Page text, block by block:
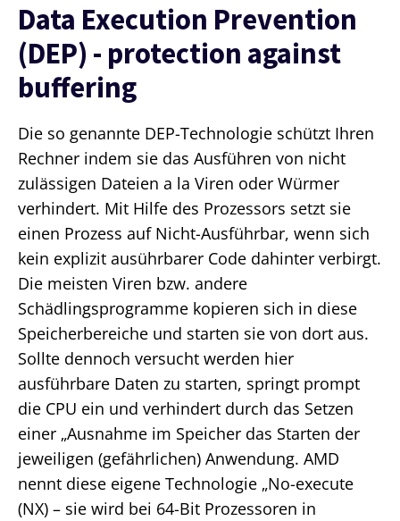
Data Execution Prevention
(DEP) - protection against
buffering
Die so genannte DEP-Technologie schützt Ihren
Rechner indem sie das Ausführen von nicht
zulässigen Dateien a la Viren oder Würmer
verhindert. Mit Hilfe des Prozessors setzt sie
einen Prozess auf Nicht-Ausführbar, wenn sich
kein explizit ausührbarer Code dahinter verbirgt.
Die meisten Viren bzw. andere
Schädlingsprogramme kopieren sich in diese
Speicherbereiche und starten sie von dort aus.
Sollte dennoch versucht werden hier
ausführbare Daten zu starten, springt prompt
die CPU ein und verhindert durch das Setzen
einer „Ausnahme im Speicher das Starten der
jeweiligen (gefährlichen) Anwendung. AMD
nennt diese eigene Technologie „No-execute
(NX) – sie wird bei 64-Bit Prozessoren in